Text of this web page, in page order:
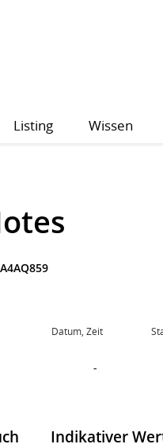
Listing Wissen
Datum, Zeit
-
Indikativer